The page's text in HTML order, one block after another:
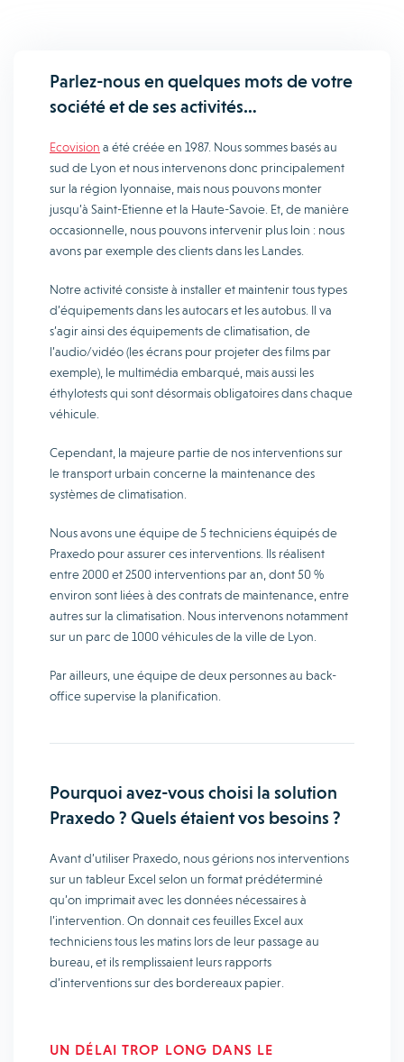
Parlez-nous en quelques mots de votre
société et de ses activités…
Ecovision a été créée en 1987. Nous sommes basés au
sud de Lyon et nous intervenons donc principalement
sur la région lyonnaise, mais nous pouvons monter
jusqu’à Saint-Etienne et la Haute-Savoie. Et, de manière
occasionnelle, nous pouvons intervenir plus loin : nous
avons par exemple des clients dans les Landes.
Notre activité consiste à installer et maintenir tous types
d’équipements dans les autocars et les autobus. Il va
s’agir ainsi des équipements de climatisation, de
l’audio/vidéo (les écrans pour projeter des films par
exemple), le multimédia embarqué, mais aussi les
éthylotests qui sont désormais obligatoires dans chaque
véhicule.
Cependant, la majeure partie de nos interventions sur
le transport urbain concerne la maintenance des
systèmes de climatisation.
Nous avons une équipe de 5 techniciens équipés de
Praxedo pour assurer ces interventions. Ils réalisent
entre 2000 et 2500 interventions par an, dont 50 %
environ sont liées à des contrats de maintenance, entre
autres sur la climatisation. Nous intervenons notamment
sur un parc de 1000 véhicules de la ville de Lyon.
Par ailleurs, une équipe de deux personnes au back-
office supervise la planification.
Pourquoi avez-vous choisi la solution
Praxedo ? Quels étaient vos besoins ?
Avant d’utiliser Praxedo, nous gérions nos interventions
sur un tableur Excel selon un format prédéterminé
qu’on imprimait avec les données nécessaires à
l’intervention. On donnait ces feuilles Excel aux
techniciens tous les matins lors de leur passage au
bureau, et ils remplissaient leurs rapports
d’interventions sur des bordereaux papier.
UN DÉLAI TROP LONG DANS LE